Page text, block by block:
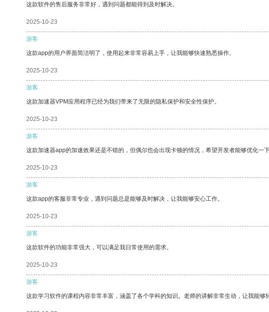
这款软件的售后服务非常好，遇到问题都能得到及时解决。
2025-10-23
游客
这款app的用户界面简洁明了，使用起来非常容易上手，让我能够快速熟悉操作。
2025-10-23
游客
这款加速器VPM应用程序已经为我们带来了无限的隐私保护和安全性保护。
2025-10-23
游客
这款加速器app的加速效果还是不错的，但偶尔也会出现卡顿的情况，希望开发者能够优化一下
2025-10-23
游客
这款app的客服非常专业，遇到问题总是能够及时解决，让我能够安心工作。
2025-10-23
游客
这款软件的功能非常强大，可以满足我日常使用的需求。
2025-10-23
游客
这款学习软件的课程内容非常丰富，涵盖了各个学科的知识。老师的讲解非常生动，让我能够